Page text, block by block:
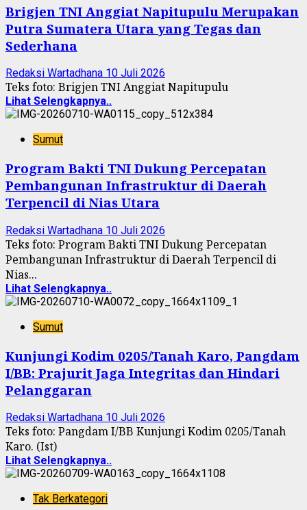
Brigjen TNI Anggiat Napitupulu Merupakan
Putra Sumatera Utara yang Tegas dan
Sederhana
Redaksi Wartadhana 10 Juli 2026
Teks foto: Brigjen TNI Anggiat Napitupulu
Lihat Selengkapnya..
Sumut
Program Bakti TNI Dukung Percepatan
Pembangunan Infrastruktur di Daerah
Terpencil di Nias Utara
Redaksi Wartadhana 10 Juli 2026
Teks foto: Program Bakti TNI Dukung Percepatan
Pembangunan Infrastruktur di Daerah Terpencil di
Nias...
Lihat Selengkapnya..
Sumut
Kunjungi Kodim 0205/Tanah Karo, Pangdam
I/BB: Prajurit Jaga Integritas dan Hindari
Pelanggaran
Redaksi Wartadhana 10 Juli 2026
Teks foto: Pangdam I/BB Kunjungi Kodim 0205/Tanah
Karo. (Ist)
Lihat Selengkapnya..
Tak Berkategori